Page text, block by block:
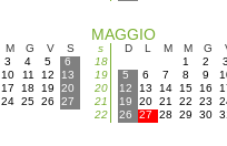
M G V
S
3 4 5
6
10 11 12
13
17 18 19
20
24 25 26
27
MAGGIO
s D L M M G
18
1 2 3
19
5 6 7 8 9
20
12 13 14 15 16
21
19 20 21 22 23
22
26 27 28 29 30